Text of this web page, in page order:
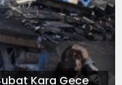
Kara Gece